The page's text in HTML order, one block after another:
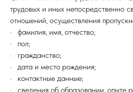
трудовых и иных непосредственно
отношений, осуществления
· фамилия, имя, отчество;
· пол;
· гражданство;
· дата и место рождения;
· контактные данные;
· сведения об образовании, опыте